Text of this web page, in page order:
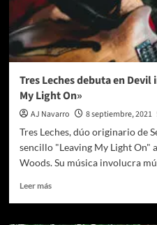
puedes
perder
julio
Tres Leches debuta en
My Light On»
AJ Navarro 8 septiembre, 2021
Tres Leches, dúo originario de
sencillo "Leaving My Light On"
Woods. Su música involucra
Leer másLeer